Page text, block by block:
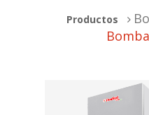
Productos